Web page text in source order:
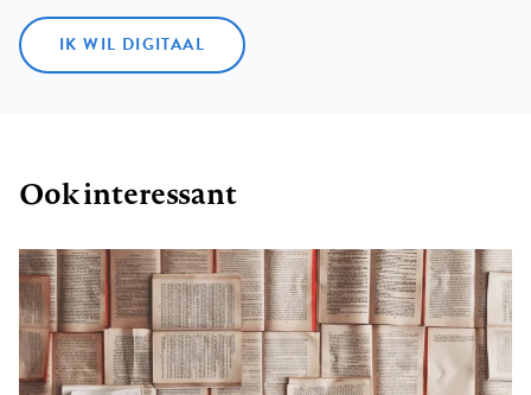
IK WIL DIGITAAL
Ook interessant